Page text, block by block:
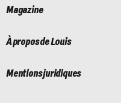
Magazine
À propos de Louis
Mentions juridiques